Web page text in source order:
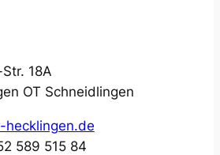
18A
OT Schneidlingen
hecklingen.de
589 515 84